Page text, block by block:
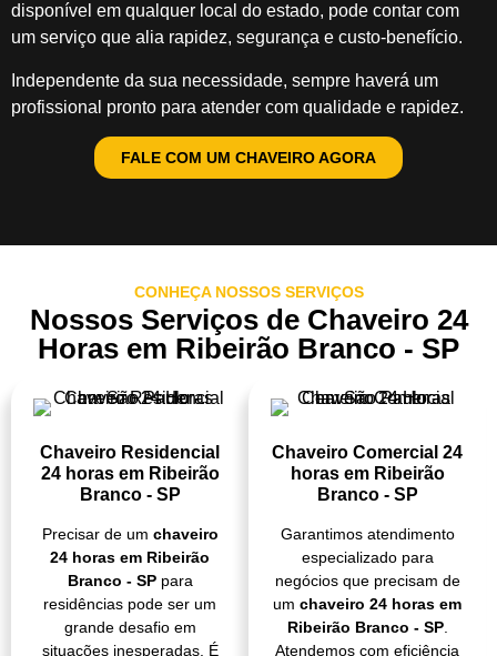
disponível em qualquer local do estado, pode contar com
um serviço que alia rapidez, segurança e custo-benefício.
Independente da sua necessidade, sempre haverá um
profissional pronto para atender com qualidade e rapidez.
FALE COM UM CHAVEIRO AGORA
CONHEÇA NOSSOS SERVIÇOS
Nossos Serviços de Chaveiro 24
Horas em Ribeirão Branco - SP
Chaveiro Residencial
24 horas em Ribeirão
Branco - SP
Precisar de um chaveiro
24 horas em Ribeirão
Branco - SPpara
residências pode ser um
grande desafio em
situações inesperadas. É
Chaveiro Comercial 24
horas em Ribeirão
Branco - SP
Garantimos atendimento
especializado para
negócios que precisam de
um chaveiro 24 horas em
Ribeirão Branco - SP.
Atendemos com eficiência